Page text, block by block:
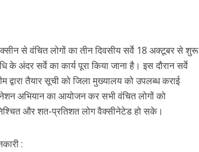
से वंचित लोगों का तीन दिवसीय सर्वे 18 अक्टूबर से शुरू
के अंदर सर्वे का कार्य पूरा किया जाना है। इस दौरान सर्वे
द्वारा तैयार सूची को जिला मुख्यालय को उपलब्ध कराई
अभियान का आयोजन कर सभी वंचित लोगों को
और शत-प्रतिशत लोग वैक्सीनेटेड हो सके।
: